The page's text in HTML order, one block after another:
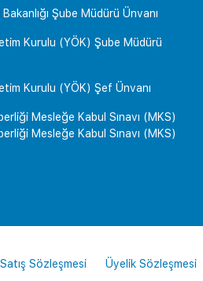
Şube Müdürü Ünvanı
Kurulu (YÖK) Şube Müdürü
Kurulu (YÖK) Şef Ünvanı
Mesleğe Kabul Sınavı (MKS)
Mesleğe Kabul Sınavı (MKS)
Sözleşmesi Üyelik Sözleşmesi